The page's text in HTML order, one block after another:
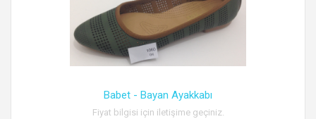
Babet - Bayan Ayakkabı
Fiyat bilgisi için iletişime geçiniz.